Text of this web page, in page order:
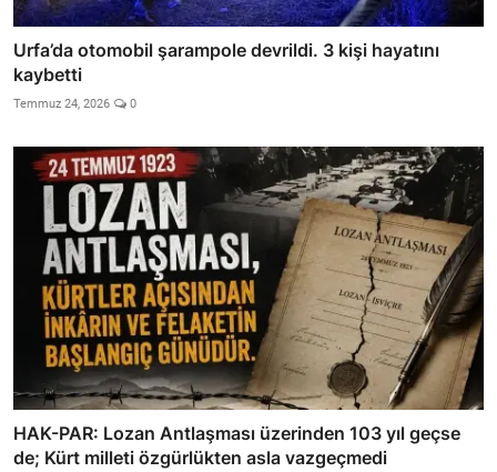
Urfa’da otomobil şarampole devrildi. 3 kişi hayatını
kaybetti
Temmuz 24, 2026 0
HAK-PAR: Lozan Antlaşması üzerinden 103 yıl geçse
de; Kürt milleti özgürlükten asla vazgeçmedi